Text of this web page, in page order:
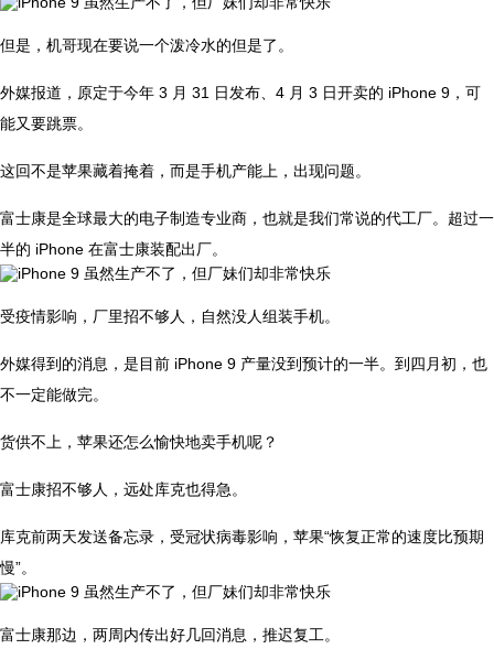
但是，机哥现在要说一个泼冷水的但是了。
外媒报道，原定于今年 3 月 31 日发布、4 月 3 日开卖的 iPhone 9，可
能又要跳票。
这回不是苹果藏着掩着，而是手机产能上，出现问题。
富士康是全球最大的电子制造专业商，也就是我们常说的代工厂。超过一
半的 iPhone 在富士康装配出厂。
受疫情影响，厂里招不够人，自然没人组装手机。
外媒得到的消息，是目前 iPhone 9 产量没到预计的一半。到四月初，也
不一定能做完。
货供不上，苹果还怎么愉快地卖手机呢？
富士康招不够人，远处库克也得急。
库克前两天发送备忘录，受冠状病毒影响，苹果“恢复正常的速度比预期
慢”。
富士康那边，两周内传出好几回消息，推迟复工。